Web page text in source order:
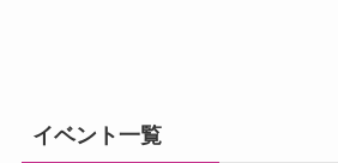
イベント一覧